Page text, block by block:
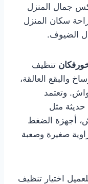
جمال المنزل
سكان المنزل
الضيوف.
تنظيف
والبقع العالقة،
وتعتمد
مثل
أجهزة الضغط
صغيرة وصعبة
اختيار تنظيف